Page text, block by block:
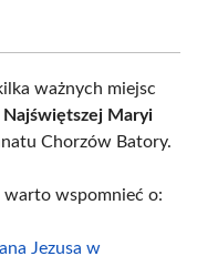
ważnych miejsc
Maryi
Chorzów Batory.
wspomnieć o:
Jezusa w